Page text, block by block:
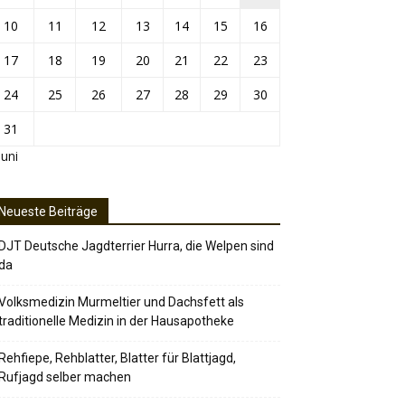
10 11 12 13 14 15
16
17
18 19 20 21 22
23
24
25 26 27 28 29
30
31
Beiträge
Deutsche Jagdterrier Hurra, die Welpen sind
Murmeltier und Dachsfett als
Medizin in der Hausapotheke
Rehblatter, Blatter für Blattjagd,
selber machen